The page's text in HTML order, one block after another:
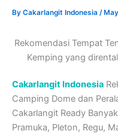
By Cakarlangit Indonesia /
Rekomendasi Tempat
Kemping yang
Cakarlangit Indonesia
Camping Dome dan
Cakarlangit Ready
Pramuka, Pleton, Regu,